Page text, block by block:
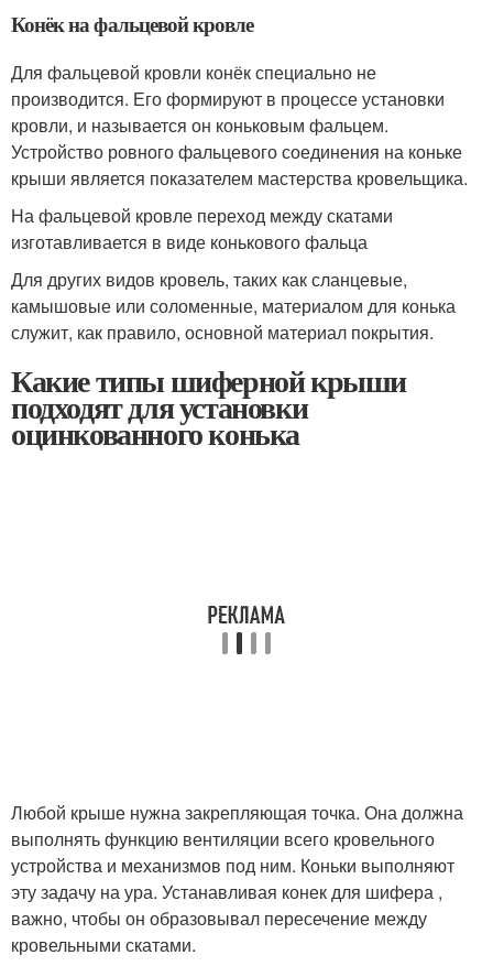
Конёк на фальцевой кровле
Для фальцевой кровли конёк специально не
производится. Его формируют в процессе установки
кровли, и называется он коньковым фальцем.
Устройство ровного фальцевого соединения на коньке
крыши является показателем мастерства кровельщика.
На фальцевой кровле переход между скатами
изготавливается в виде конькового фальца
Для других видов кровель, таких как сланцевые,
камышовые или соломенные, материалом для конька
служит, как правило, основной материал покрытия.
Какие типы шиферной крыши
подходят для установки
оцинкованного конька
Любой крыше нужна закрепляющая точка. Она должна
выполнять функцию вентиляции всего кровельного
устройства и механизмов под ним. Коньки выполняют
эту задачу на ура. Устанавливая конек для шифера ,
важно, чтобы он образовывал пересечение между
кровельными скатами.